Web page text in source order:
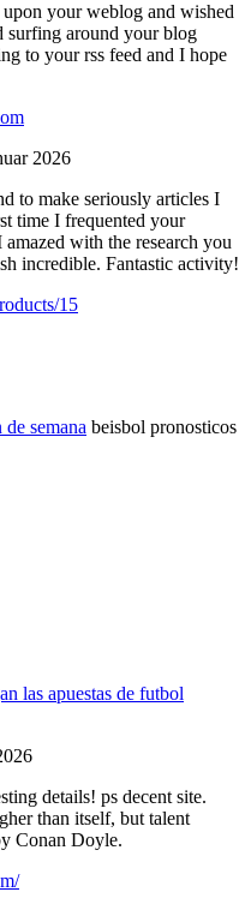
your weblog and wished
surfing around your blog
to your rss feed and I hope
2026
to make seriously articles I
time I frequented your
with the research you
incredible. Fantastic activity!
15
semana beisbol pronosticos
las apuestas de futbol
details! ps decent site.
than itself, but talent
Conan Doyle.